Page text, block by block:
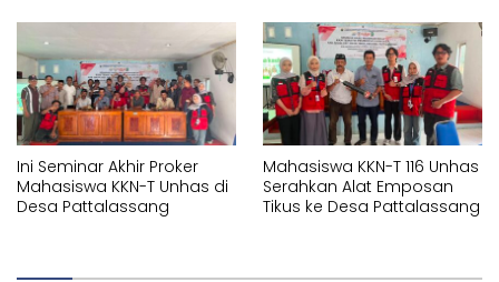
Ini Seminar Akhir Proker
Mahasiswa KKN-T Unhas di
Desa Pattalassang
Mahasiswa KKN-T 116 Unhas
Serahkan Alat Emposan
Tikus ke Desa Pattalassang